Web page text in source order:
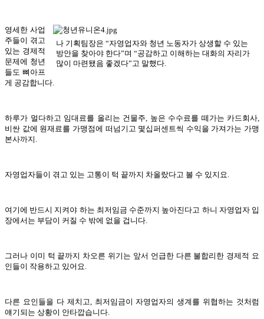
나 기획팀장은 “자영업자와 청년 노동자가 상생할 수 있는
방안을 찾아야 한다”며 “공감하고 이해하는 대화의 자리가
많이 마련됐음 좋겠다”고 말했다.
영세한 사업
주들이 겪고
있는 경제적
문제에 청년
들도 뼈아프
게 공감합니다.
하루가 멀다하고 임대료를 올리는 건물주, 높은 수수료를 떼가는 카드회사,
비싼 값에 원재료를 가맹점에 떠넘기고 몇십퍼센트씩 수익을 가져가는 가맹
본사까지.
자영업자들이 겪고 있는 고통이 턱 끝까지 차올랐다고 볼 수 있지요.
여기에 반드시 지켜야 하는 최저임금 수준까지 높아진다고 하니 자영업자 입
장에서는 부담이 커질 수 밖에 없을 겁니다.
그러나 이미 턱 끝까지 차오른 위기는 앞서 언급한 다른 불합리한 경제적 요
인들이 작용하고 있어요.
다른 요인들을 다 제치고, 최저임금이 자영업자의 생계를 위협하는 것처럼
얘기되는 상황이 안타깝습니다.